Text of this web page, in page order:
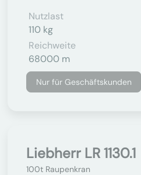
Nutzlast
110 kg
Reichweite
68000 m
Nur für Geschäftskunden
Liebherr LR 1130.1
100t Raupenkran